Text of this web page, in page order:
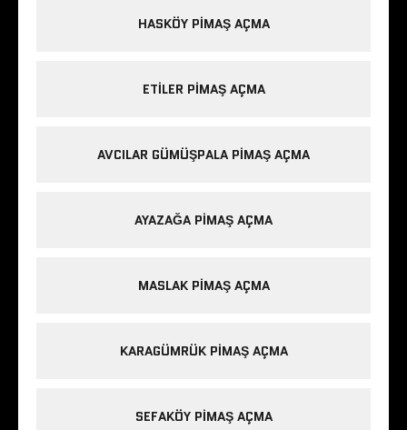
HASKÖY PIMAŞ AÇMA
ETILER PIMAŞ AÇMA
AVCILAR GÜMÜŞPALA PIMAŞ AÇMA
AYAZAĞA PIMAŞ AÇMA
MASLAK PIMAŞ AÇMA
KARAGÜMRÜK PIMAŞ AÇMA
SEFAKÖY PIMAŞ AÇMA